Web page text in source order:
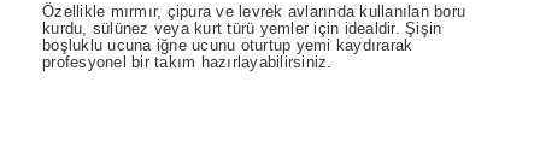
Özellikle mırmır, çipura ve levrek avlarında kullanılan boru
kurdu, sülünez veya kurt türü yemler için idealdir. Şişin
boşluklu ucuna iğne ucunu oturtup yemi kaydırarak
profesyonel bir takım hazırlayabilirsiniz.